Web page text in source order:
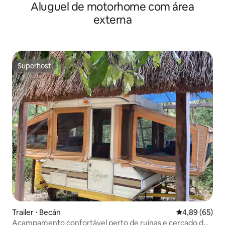
Aluguel de motorhome com área
externa
Superhost
Superhost
Trailer ⋅ Becán 4,89 de uma
4,89 (65)
Acampamento confortável perto de ruínas e cercado de